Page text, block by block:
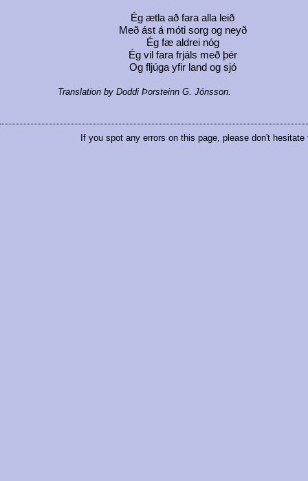
Ég ætla að fara alla leið
Með ást á móti sorg og neyð
Ég fæ aldrei nóg
Ég vil fara frjáls með þér
Og fljúga yfir land og sjó
Translation by Doddi Þorsteinn G. Jónsson.
If you spot any errors on this page, please don't